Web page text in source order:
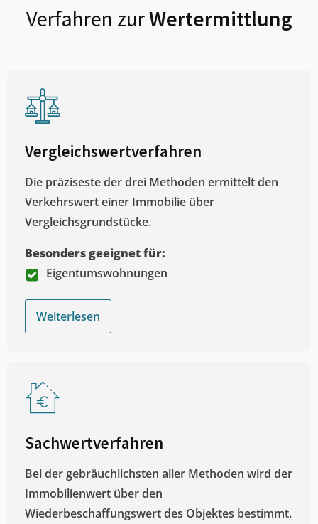
Verfahren zurWertermittlung
Vergleichswertverfahren
Die präziseste der drei Methoden ermittelt den
Verkehrswert einer Immobilie über
Vergleichsgrundstücke.
Besonders geeignet für:
Eigentumswohnungen
Weiterlesen
Sachwertverfahren
Bei der gebräuchlichsten aller Methoden wird der
Immobilienwert über den
Wiederbeschaffungswert des Objektes bestimmt.